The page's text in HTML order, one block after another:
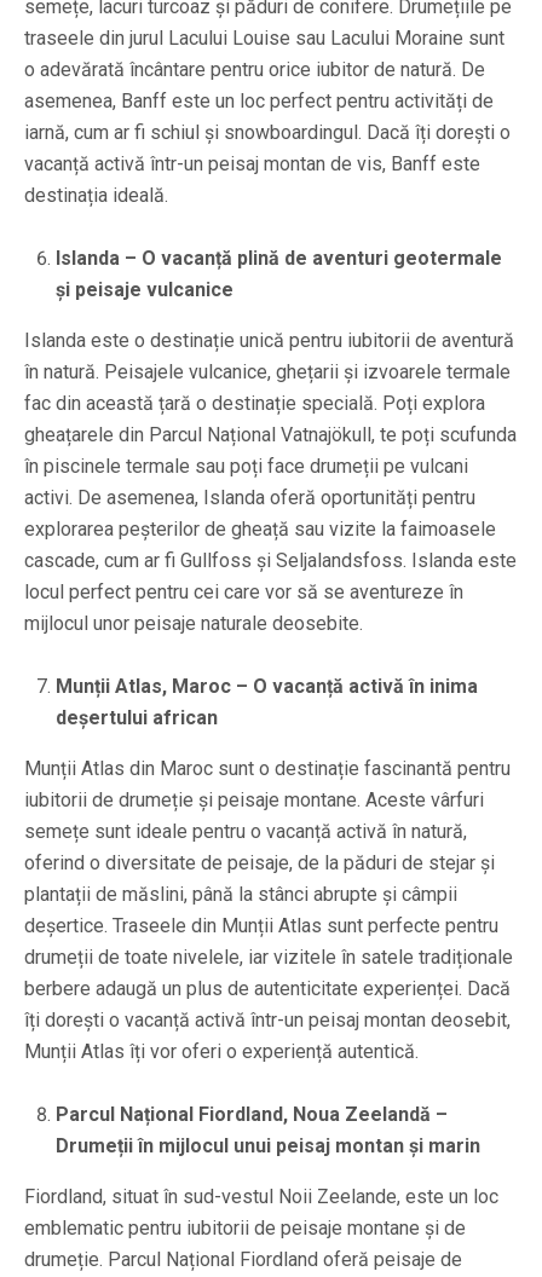
semețe, lacuri turcoaz și păduri de conifere. Drumețiile pe
traseele din jurul Lacului Louise sau Lacului Moraine sunt
o adevărată încântare pentru orice iubitor de natură. De
asemenea, Banff este un loc perfect pentru activități de
iarnă, cum ar fi schiul și snowboardingul. Dacă îți dorești o
vacanță activă într-un peisaj montan de vis, Banff este
destinația ideală.
Islanda – O vacanță plină de aventuri geotermale
și peisaje vulcanice
Islanda este o destinație unică pentru iubitorii de aventură
în natură. Peisajele vulcanice, ghețarii și izvoarele termale
fac din această țară o destinație specială. Poți explora
gheațarele din Parcul Național Vatnajökull, te poți scufunda
în piscinele termale sau poți face drumeții pe vulcani
activi. De asemenea, Islanda oferă oportunități pentru
explorarea peșterilor de gheață sau vizite la faimoasele
cascade, cum ar fi Gullfoss și Seljalandsfoss. Islanda este
locul perfect pentru cei care vor să se aventureze în
mijlocul unor peisaje naturale deosebite.
Munții Atlas, Maroc – O vacanță activă în inima
deșertului african
Munții Atlas din Maroc sunt o destinație fascinantă pentru
iubitorii de drumeție și peisaje montane. Aceste vârfuri
semețe sunt ideale pentru o vacanță activă în natură,
oferind o diversitate de peisaje, de la păduri de stejar și
plantații de măslini, până la stânci abrupte și câmpii
deșertice. Traseele din Munții Atlas sunt perfecte pentru
drumeții de toate nivelele, iar vizitele în satele tradiționale
berbere adaugă un plus de autenticitate experienței. Dacă
îți dorești o vacanță activă într-un peisaj montan deosebit,
Munții Atlas îți vor oferi o experiență autentică.
Parcul Național Fiordland, Noua Zeelandă –
Drumeții în mijlocul unui peisaj montan și marin
Fiordland, situat în sud-vestul Noii Zeelande, este un loc
emblematic pentru iubitorii de peisaje montane și de
drumeție. Parcul Național Fiordland oferă peisaje de